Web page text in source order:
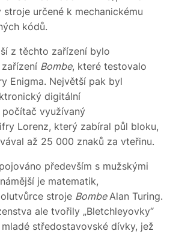
stroje určené k mechanickému
kódů.
z těchto zařízení bylo
Bombe, které testovalo
Enigma. Největší pak byl
digitální
využívaný
Lorenz, který zabíral půl bloku,
až 25 000 znaků za vteřinu.
především s mužskými
je matematik,
stroje Bombe Alan Turing.
ale tvořily „Bletchleyovky“
mladé středostavovské dívky, jež